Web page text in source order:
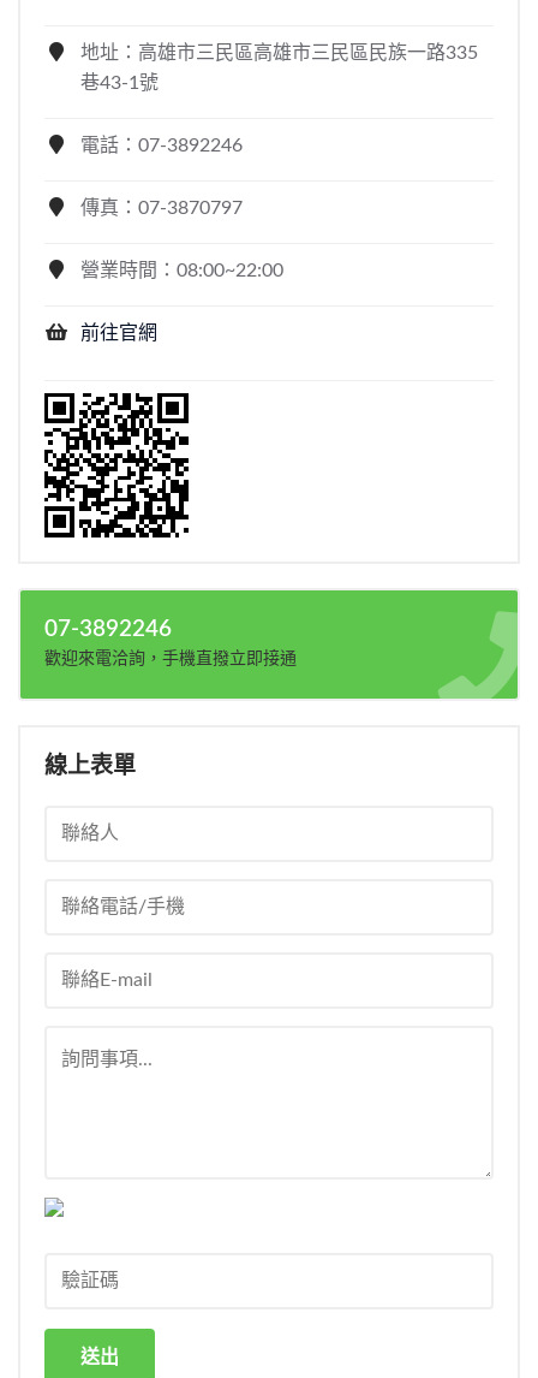
地址：高雄市三民區高雄市三民區民族一路335
巷43-1號
電話：07-3892246
傳真：07-3870797
營業時間：08:00~22:00
前往官網
07-3892246
歡迎來電洽詢，手機直撥立即接通
線上表單
送出